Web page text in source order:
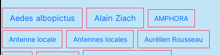
Aedes albopictus Alain Ziach AMPHORA
Antenne locale Antennes locales Aurélien Rousseau